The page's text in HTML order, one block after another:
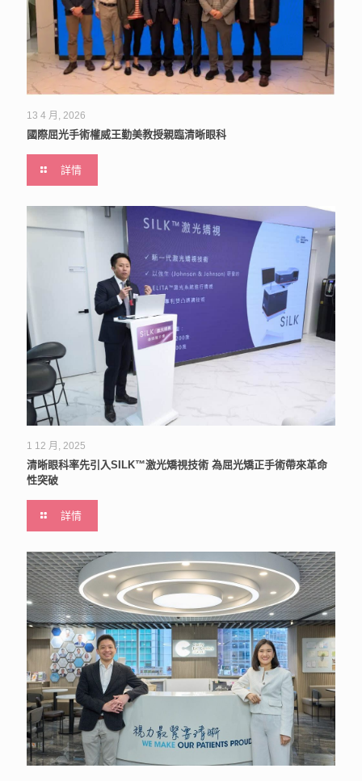
13 4 月, 2026
國際屈光手術權威王勤美教授親臨清晰眼科
詳情
1 12 月, 2025
清晰眼科率先引入SILK™激光矯視技術 為屈光矯正手術帶來革命
性突破
詳情